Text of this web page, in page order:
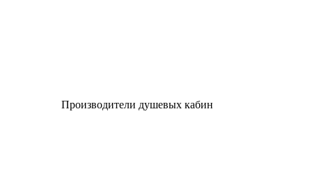
Производители душевых кабин